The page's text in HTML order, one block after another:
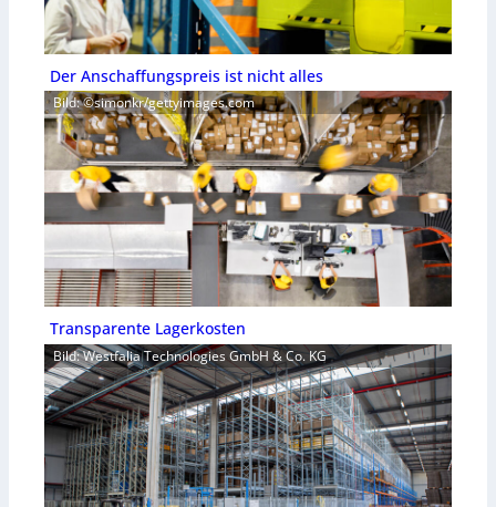
Der Anschaffungspreis ist nicht alles
Bild: ©simonkr/gettyimages.com
Transparente Lagerkosten
Bild: Westfalia Technologies GmbH & Co. KG